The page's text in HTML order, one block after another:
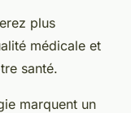
plus
médicale et
santé.
marquent un